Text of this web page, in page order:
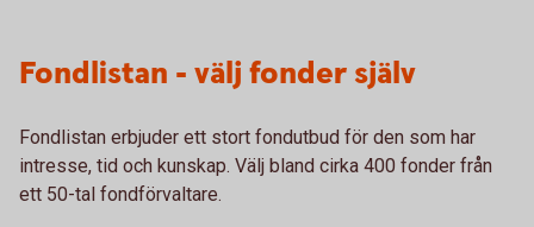
Fondlistan - välj fonder själv
Fondlistan erbjuder ett stort fondutbud för den som har
intresse, tid och kunskap. Välj bland cirka 400 fonder från
ett 50-tal fondförvaltare.